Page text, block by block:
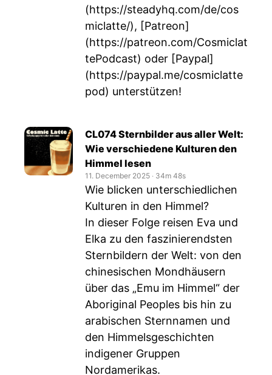
(https://steadyhq.com/de/cos
miclatte/), [Patreon]
(https://patreon.com/Cosmiclat
tePodcast) oder [Paypal]
(https://paypal.me/cosmiclatte
pod) unterstützen!
CL074 Sternbilder aus aller Welt:
Wie verschiedene Kulturen den
Himmel lesen
11. December 2025 ‧ 34m 48s
Wie blicken unterschiedlichen
Kulturen in den Himmel?
In dieser Folge reisen Eva und
Elka zu den faszinierendsten
Sternbildern der Welt: von den
chinesischen Mondhäusern
über das „Emu im Himmel“ der
Aboriginal Peoples bis hin zu
arabischen Sternnamen und
den Himmelsgeschichten
indigener Gruppen
Nordamerikas.